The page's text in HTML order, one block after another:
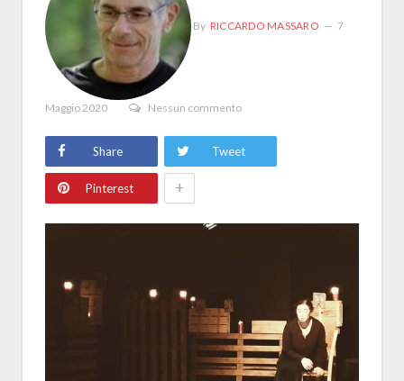
By RICCARDO MASSARO 7
Maggio 2020 Nessun commento
Share Tweet
Pinterest +